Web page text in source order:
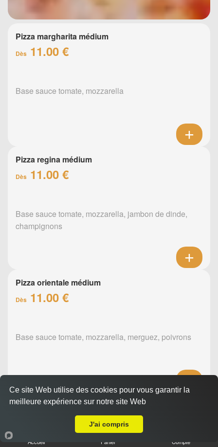
Pizza margharita médium
Dès 11.00 €
Base sauce tomate, mozzarella
Pizza regina médium
Dès 11.00 €
Base sauce tomate, mozzarella, jambon de dinde,
champignons
Pizza orientale médium
Dès 11.00 €
Base sauce tomate, mozzarella, merguez, poivrons
Pizza barbecue médium
Accueil Panier Compte
Ce site Web utilise des cookies pour vous garantir la
meilleure expérience sur notre site Web
J'ai compris